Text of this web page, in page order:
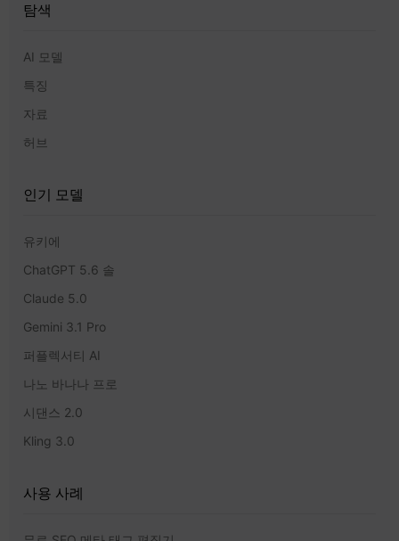
탐색
AI 모델
특징
자료
허브
인기 모델
유키에
ChatGPT 5.6 솔
Claude 5.0
Gemini 3.1 Pro
퍼플렉서티 AI
나노 바나나 프로
시댄스 2.0
Kling 3.0
사용 사례